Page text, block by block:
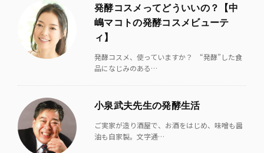
発酵コスメってどういいの？【中
嶋マコトの発酵コスメビューテ
ィ】
発酵コスメ、使っていますか？ “発酵”した食
品になじみのある…
小泉武夫先生の発酵生活
ご実家が造り酒屋で、お酒をはじめ、味噌も醤
油も自家製。文字通…